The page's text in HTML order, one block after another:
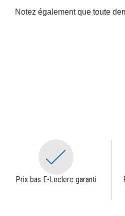
Notez également que toute
Prix bas E-Leclerc garanti